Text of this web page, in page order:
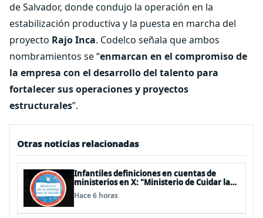
de Salvador, donde condujo la operación en la
estabilización productiva y la puesta en marcha del
proyecto Rajo Inca. Codelco señala que ambos
nombramientos se “enmarcan en el compromiso de
la empresa con el desarrollo del talento para
fortalecer sus operaciones y proyectos
estructurales”.
Otras noticias relacionadas
Infantiles definiciones en cuentas de
ministerios en X: "Ministerio de Cuidar la
Plata", "Ministerio de la amistad..."
Hace 6 horas